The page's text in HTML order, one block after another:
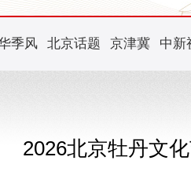
季风 北京话题 京津冀 中新
2026北京牡丹文